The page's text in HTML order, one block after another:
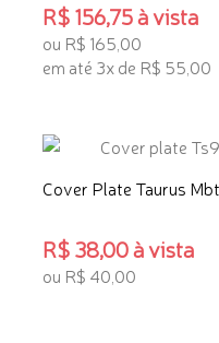
R$ 156,75 à vista
ou R$ 165,00
em até 3x de R$ 55,00
Cover Plate Taurus
R$ 38,00 à vista
ou R$ 40,00